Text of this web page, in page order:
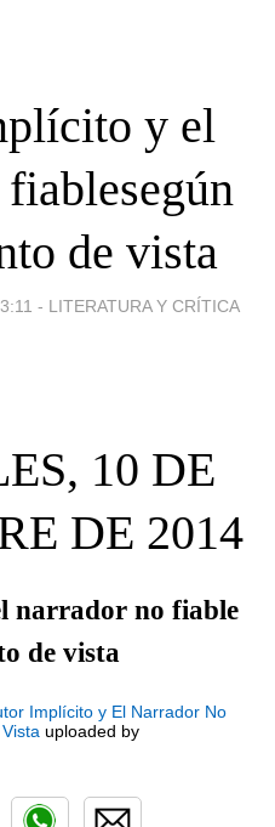
y el
de vista
- LITERATURA Y CRÍTICA
10 DE
DE 2014
narrador no fiable
de vista
Implícito y El Narrador No
uploaded by